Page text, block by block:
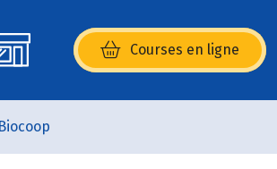
Courses en ligne
(s’ouvre dans une nouvelle
Biocoop